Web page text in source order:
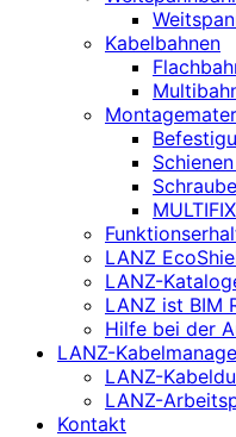
Kabelbahnen
LANZ
LANZ-
LANZ ist BIM
Hilfe bei der
LANZ-
LANZ-
LANZ-
Kontakt